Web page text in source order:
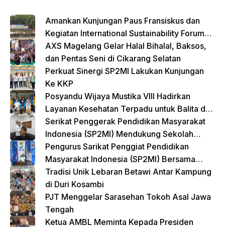
o
k
Amankan Kunjungan Paus Fransiskus dan
Kegiatan International Sustainability Forum
(ISF) 2024 TNI-Polri Gelar Apel Pasukan
Gabungan
AXS Magelang Gelar Halal Bihalal, Baksos,
dan Pentas Seni di Cikarang Selatan
Perkuat Sinergi SP2MI Lakukan Kunjungan
Ke KKP
Posyandu Wijaya Mustika VIII Hadirkan
Layanan Kesehatan Terpadu untuk Balita dan
Lansia
Serikat Penggerak Pendidikan Masyarakat
Indonesia (SP2MI) Mendukung Sekolah
Rakyat yang Digagas oleh Kemensos
Pengurus Sarikat Penggiat Pendidikan
Masyarakat Indonesia (SP2MI) Bersama
Nusadaya Akademik Kunjungi Kementerian
BP2MI
Tradisi Unik Lebaran Betawi Antar Kampung
di Duri Kosambi
PJT Menggelar Sarasehan Tokoh Asal Jawa
Tengah
Ketua AMBL Meminta Kepada Presiden